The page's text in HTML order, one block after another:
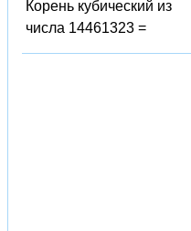
Корень кубический из
числа 14461323 =